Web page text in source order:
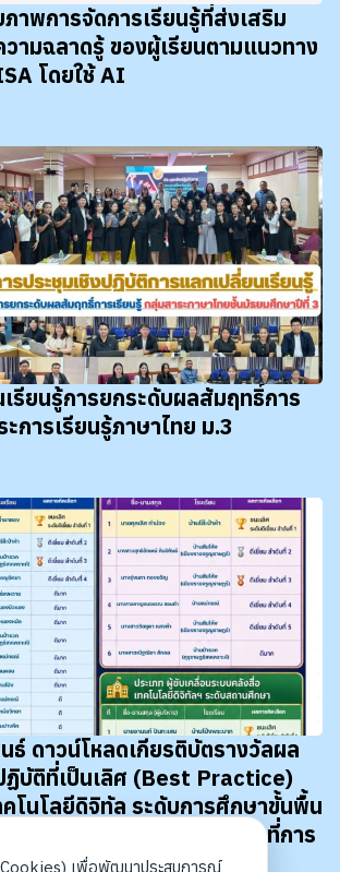
าพการจัดการเรียนรู้ที่ส่งเสริม
ามฉลาดรู้ ของผู้เรียนตามแนวทาง
โดยใช้ AI
รียนรู้การยกระดับผลสัมฤทธิ์การ
การเรียนรู้ภาษาไทย ม.3
ธ์ ดาวน์โหลดเกียรติบัตรางวัลผล
ฏิบัติที่เป็นเลิศ (Best Practice)
โนโลยีดิจิทัล ระดับการศึกษาขั้นพื้น
Center) ระดับเขตพื้นที่การ
งบประมาณ พ.ศ. 2569
เพื่อพัฒนาประสบการณ์